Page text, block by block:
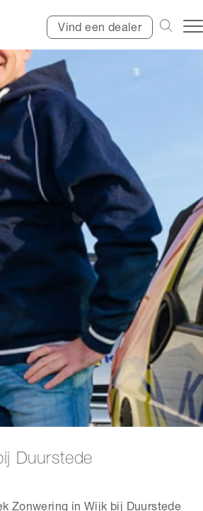
Vind een dealer
Duurstede
Zonwering in Wijk bij Duurstede